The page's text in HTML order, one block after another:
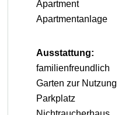
Apartment
Apartmentanlage
Ausstattung:
familienfreundlich
Garten zur Nutzung
Parkplatz